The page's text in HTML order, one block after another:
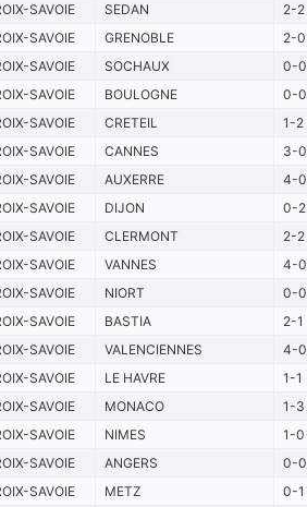
SAVOIE SEDAN 2-2
SAVOIE GRENOBLE 2-0
SAVOIE SOCHAUX 0-0
SAVOIE BOULOGNE 0-0
SAVOIE CRETEIL 1-2
SAVOIE CANNES 3-0
SAVOIE AUXERRE 4-0
SAVOIE DIJON 0-2
SAVOIE CLERMONT 2-2
SAVOIE VANNES 4-0
SAVOIE NIORT 0-0
SAVOIE BASTIA 2-1
SAVOIE VALENCIENNES 4-0
SAVOIE LE HAVRE 1-1
SAVOIE MONACO 1-3
SAVOIE NIMES 1-0
SAVOIE ANGERS 0-0
SAVOIE METZ 0-1